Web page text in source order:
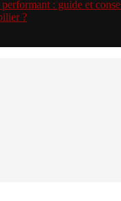
: guide et
?